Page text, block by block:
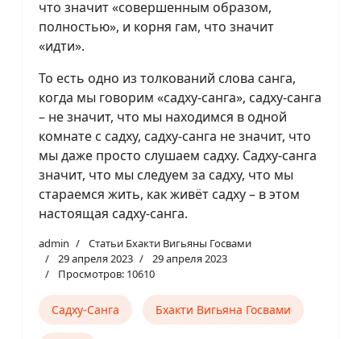
что значит «совершенным образом,
полностью», и корня гам, что значит
«идти».
То есть одно из толкований слова санга,
когда мы говорим «садху-санга», садху-санга
– не значит, что мы находимся в одной
комнате с садху, садху-санга не значит, что
мы даже просто слушаем садху. Садху-санга
значит, что мы следуем за садху, что мы
стараемся жить, как живёт садху – в этом
настоящая садху-санга.
admin
Статьи Бхакти Вигьяны Госвами
29 апреля 2023
29 апреля 2023
Просмотров: 10610
Садху-Санга Бхакти Вигьяна Госвами